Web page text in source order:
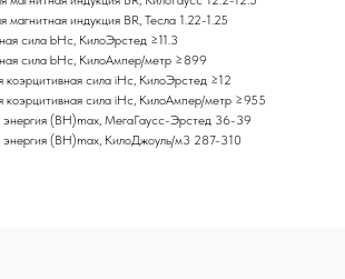
магнитная индукция BR, Тесла 1.22-1.25
сила bHc, КилоЭрстед ≥11.3
сила bHc, КилоАмпер/метр ≥899
коэрцитивная сила iHc, КилоЭрстед ≥12
коэрцитивная сила iHc, КилоАмпер/метр ≥955
энергия (BH)max, МегаГаусс-Эрстед 36-39
энергия (BH)max, КилоДжоуль/м3 287-310